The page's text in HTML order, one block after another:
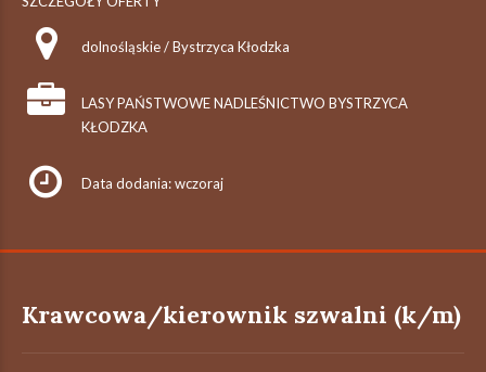
dolnośląskie / Bystrzyca Kłodzka
LASY PAŃSTWOWE NADLEŚNICTWO BYSTRZYCA
KŁODZKA
Data dodania: wczoraj
Krawcowa/kierownik szwalni (k/m)